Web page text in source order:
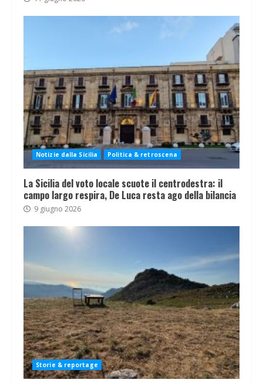
Notizie dalla Sicilia Politica & retroscena
La Sicilia del voto locale scuote il centrodestra: il
campo largo respira, De Luca resta ago della bilancia
9 giugno 2026
Storie & reportage